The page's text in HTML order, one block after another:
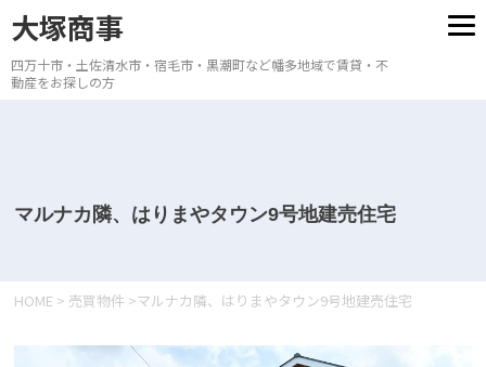
大塚商事
四万十市・土佐清水市・宿毛市・黒潮町など幡多地域で賃貸・不
動産をお探しの方
マルナカ隣、はりまやタウン9号地建売住宅
HOME > 売買物件 >マルナカ隣、はりまやタウン9号地建売住宅